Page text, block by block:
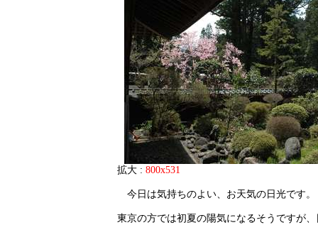
拡大 : 800x531
今日は気持ちのよい、お天気の日光です。
東京の方では初夏の陽気になるそうですが